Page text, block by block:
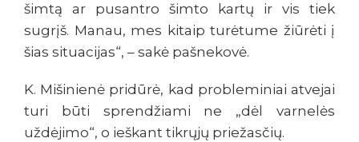
šimtą ar pusantro šimto kartų ir vis tiek
sugrįš. Manau, mes kitaip turėtume žiūrėti į
šias situacijas“, – sakė pašnekovė.
K. Mišinienė pridūrė, kad probleminiai atvejai
turi būti sprendžiami ne „dėl varnelės
uždėjimo“, o ieškant tikrųjų priežasčių.